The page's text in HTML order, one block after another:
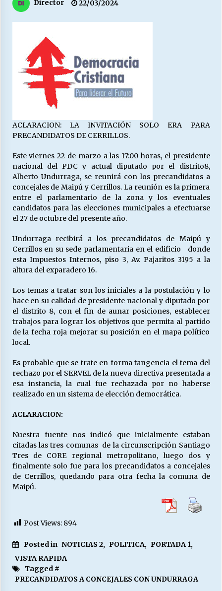
Escuela hospitalaria El Carmen de Maipu.
25/06/2026
23/06/2026
VOLVER A SER ALTERNATIVA
16/06/2026
MUNICIPALIDADES, HONORARIOS, DESPIDOS
28/05/2026
Releyendo la Rerum Novarum a 135 años. “La
cuestión social hoy”.
16/05/2026
S.O.S. a los ricos, Save Our Souls (Salvar
Nuestras Almas)
30/04/2026
Chile y sus segmentos de la riqueza
Director 22/03/2024
ACLARACION: LA INVITACIÓN SOLO ERA PARA
PRECANDIDATOS DE CERRILLOS.
Este viernes 22 de marzo a las 17:00 horas, el presidente
nacional del PDC y actual diputado por el distrito8,
Alberto Undurraga, se reunirá con los precandidatos a
concejales de Maipú y Cerrillos. La reunión es la primera
entre el parlamentario de la zona y los eventuales
candidatos para las elecciones municipales a efectuarse
el 27 de octubre del presente año.
Undurraga recibirá a los precandidatos de Maipú y
Cerrillos en su sede parlamentaria en el edificio donde
esta Impuestos Internos, piso 3, Av. Pajaritos 3195 a la
altura del exparadero 16.
Los temas a tratar son los iniciales a la postulación y lo
hace en su calidad de presidente nacional y diputado por
el distrito 8, con el fin de aunar posiciones, establecer
trabajos para lograr los objetivos que permita al partido
de la fecha roja mejorar su posición en el mapa político
local.
Es probable que se trate en forma tangencia el tema del
rechazo por el SERVEL de la nueva directiva presentada a
esa instancia, la cual fue rechazada por no haberse
realizado en un sistema de elección democrática.
ACLARACION:
Nuestra fuente nos indicó que inicialmente estaban
citadas las tres comunas de la circunscripción Santiago
Tres de CORE regional metropolitano, luego dos y
finalmente solo fue para los precandidatos a concejales
de Cerrillos, quedando para otra fecha la comuna de
Maipú.
Post Views: 894
Posted in NOTICIAS 2, POLITICA, PORTADA 1,
VISTA RAPIDA
Tagged #
PRECANDIDATOS A CONCEJALES CON UNDURRAGA